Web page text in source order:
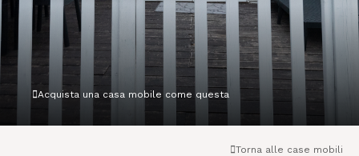
Acquista una casa mobile come questa
Torna alle case mobili